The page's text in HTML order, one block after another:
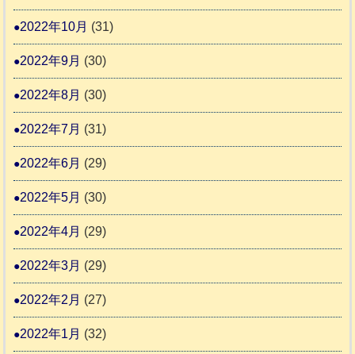
2022年10月 (31)
2022年9月 (30)
2022年8月 (30)
2022年7月 (31)
2022年6月 (29)
2022年5月 (30)
2022年4月 (29)
2022年3月 (29)
2022年2月 (27)
2022年1月 (32)